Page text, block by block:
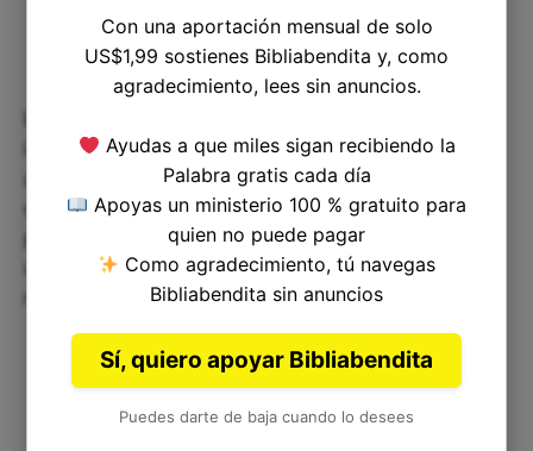
importancia de ser justos y honestos en nuestras
acciones y relaciones, y de evitar cualquier forma
de engaño o manipulación. Si seguimos estos
principios bíblicos en nuestra vida diaria, seremos
una bendición para los demás y para nosotros
Con una aportación mensual de solo
US$1,99 sostienes Bibliabendita y, como
agradecimiento, lees sin anuncios.
Ayudas a que miles sigan recibiendo la
Palabra gratis cada día
Apoyas un ministerio 100 % gratuito para
quien no puede pagar
Como agradecimiento, tú navegas
Bibliabendita sin anuncios
Sí, quiero apoyar Bibliabendita
Puedes darte de baja cuando lo desees